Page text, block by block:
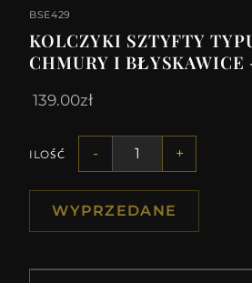
BSE429
KOLCZYKI SZTYFTY
CHMURY I BŁYSKAWICE
139.00zł
ILOŚĆ - +
WYPRZEDANE